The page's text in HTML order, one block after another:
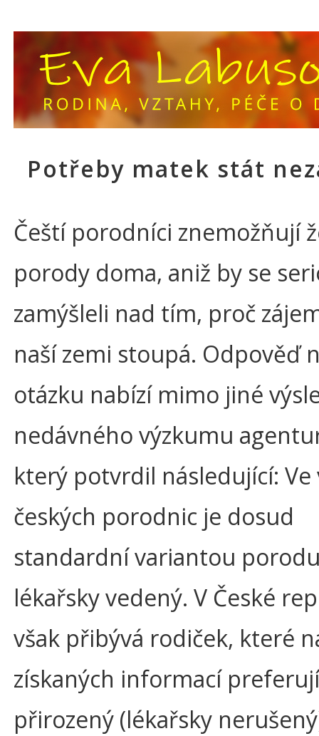
Potřeby matek stát
Čeští porodníci znemožňují
porody doma, aniž by se
zamýšleli nad tím, proč
naší zemi stoupá. Odpověď
otázku nabízí mimo jiné
nedávného výzkumu
který potvrdil následující: Ve
českých porodnic je dosud
standardní variantou
lékařsky vedený. V České
však přibývá rodiček, které
získaných informací
přirozený (lékařsky